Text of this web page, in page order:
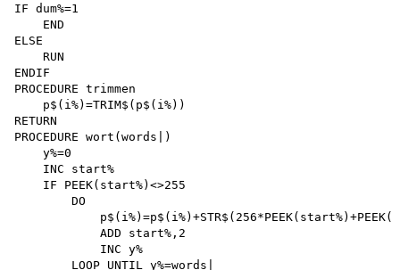
IF dum%=1
    END
ELSE
    RUN
ENDIF
PROCEDURE trimmen
    p$(i%)=TRIM$(p$(i%))
RETURN
PROCEDURE wort(words|)
    y%=0
    INC start%
    IF PEEK(start%)<>255
        DO
            ADD start%,2
            INC y%
        LOOP UNTIL y%=words|